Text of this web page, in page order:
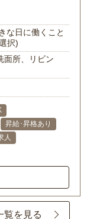
な日に働くこと
択)
面所、リビン
昇給･昇格あり
人
覧を見る